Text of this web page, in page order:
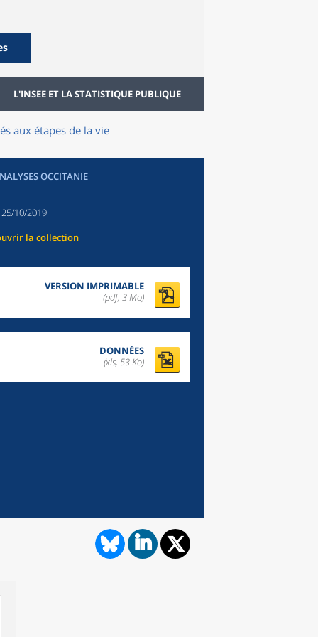
L'INSEE ET LA STATISTIQUE PUBLIQUE
aux étapes de la vie
OCCITANIE
25/10/2019
la collection
VERSION IMPRIMABLE
(pdf, 3 Mo)
DONNÉES
(xls, 53 Ko)